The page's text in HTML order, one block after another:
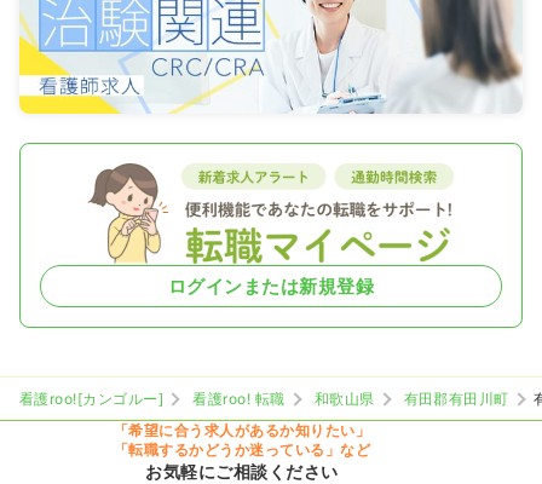
ログインまたは新規登録
看護roo![カンゴルー] 看護roo! 転職 和歌山県 有田郡有田川町
「希望に合う求人があるか知りたい」
「転職するかどうか迷っている」など
お気軽にご相談ください